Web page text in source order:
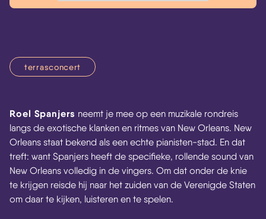
terrasconcert
Roel Spanjers neemt je mee op een muzikale rondreis
langs de exotische klanken en ritmes van New Orleans. New
Orleans staat bekend als een echte pianisten-stad. En dat
treft: want Spanjers heeft de specifieke, rollende sound van
New Orleans volledig in de vingers. Om dat onder de knie
te krijgen reisde hij naar het zuiden van de Verenigde Staten
om daar te kijken, luisteren en te spelen.